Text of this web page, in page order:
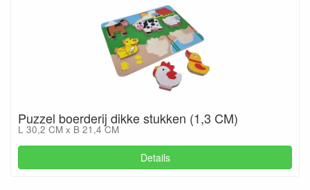
Puzzel boerderij dikke stukken (1,3 CM)
L 30,2 CM x B 21,4 CM
Details